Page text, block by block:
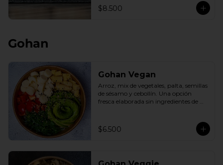
$8.500
Gohan
Gohan Vegan
Arroz, mix de vegetales, palta, semillas
de sésamo y cebollín. Una opción
fresca elaborada sin ingredientes de
$6.500